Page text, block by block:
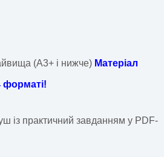
(А3+ і нижче) Матеріал
форматі!
із практичний завданням у PDF-